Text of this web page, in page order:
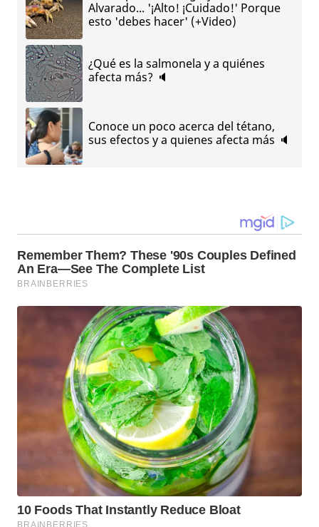
Alvarado... '¡Alto! ¡Cuidado!' Porque
esto 'debes hacer' (+Video)
¿Qué es la salmonela y a quiénes
afecta más? 🔈
Conoce un poco acerca del tétano,
sus efectos y a quienes afecta más 🔈